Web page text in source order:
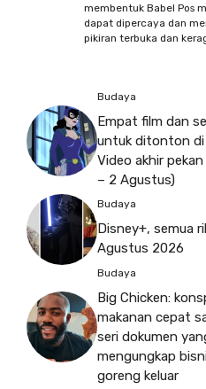
membentuk Babel Pos
dapat dipercaya dan
pikiran terbuka dan
Budaya
Empat film dan
untuk ditonton di
Video akhir
– 2 Agustus)
Budaya
Disney+, semua
Agustus 2026
Budaya
Big Chicken:
makanan cepat
seri dokumen
mengungkap
goreng keluar